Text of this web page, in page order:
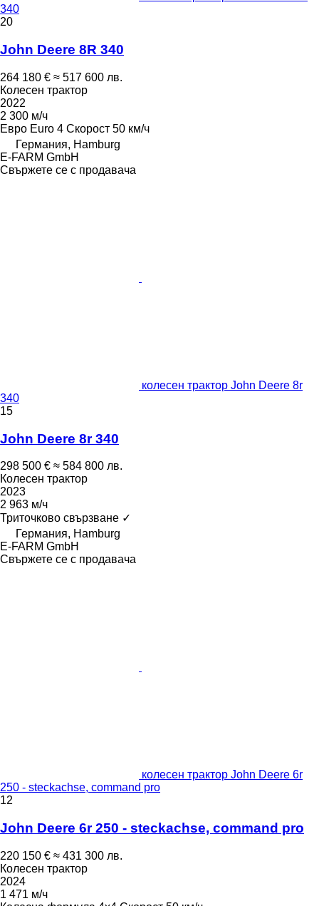
340
20
John Deere 8R 340
264 180 € ≈ 517 600 лв.
Колесен трактор
2022
2 300 м/ч
Евро Euro 4 Скорост 50 км/ч
Германия, Hamburg
E-FARM GmbH
Свържете се с продавача
колесен трактор John Deere 8r
340
15
John Deere 8r 340
298 500 € ≈ 584 800 лв.
Колесен трактор
2023
2 963 м/ч
Триточково свързване ✓
Германия, Hamburg
E-FARM GmbH
Свържете се с продавача
колесен трактор John Deere 6r
250 - steckachse, command pro
12
John Deere 6r 250 - steckachse, command pro
220 150 € ≈ 431 300 лв.
Колесен трактор
2024
1 471 м/ч